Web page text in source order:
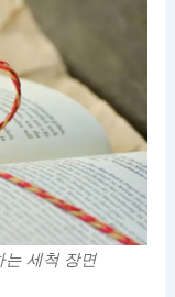
는 세척 장면